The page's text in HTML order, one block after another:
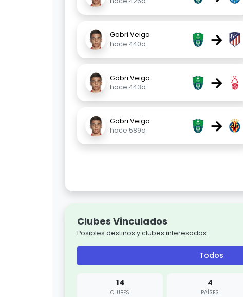
Gabri Veiga
hace 440d
→
Gabri Veiga
hace 443d
→
Gabri Veiga
hace 589d
→
Clubes Vinculados
Posibles destinos y clubes interesados.
Todos
14
CLUBES
4
PAÍSES